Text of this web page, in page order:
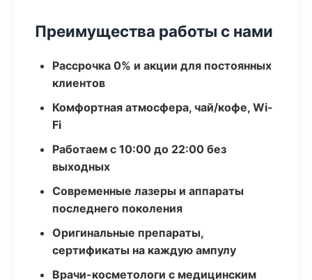
Преимущества работы с нами
Рассрочка 0% и акции для постоянных
клиентов
Комфортная атмосфера, чай/кофе, Wi-
Fi
Работаем с 10:00 до 22:00 без
выходных
Современные лазеры и аппараты
последнего поколения
Оригинальные препараты,
сертификаты на каждую ампулу
Врачи-косметологи с медицинским